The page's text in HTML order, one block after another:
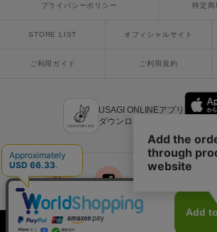
SNIDEL HOME
スナイデル ホーム
サムウェアバター
SORIN
ソリン
Stylevoice for xxx
プライバシーポリシー 特定商
STORE LIST オフィシャルサイト
ご利用ガイド ご利用規約
USAGI ONLINEアプリ
ダウンロードはこちら
x facebook LINE
Copyright © 2018 Usagi Online Co.,Ltd. All